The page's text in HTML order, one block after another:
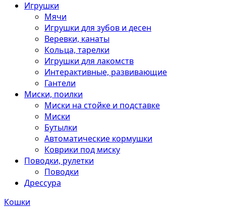
Игрушки
Мячи
Игрушки для зубов и десен
Веревки, канаты
Кольца, тарелки
Игрушки для лакомств
Интерактивные, развивающие
Гантели
Миски, поилки
Миски на стойке и подставке
Миски
Бутылки
Автоматические кормушки
Коврики под миску
Поводки, рулетки
Поводки
Дрессура
Кошки